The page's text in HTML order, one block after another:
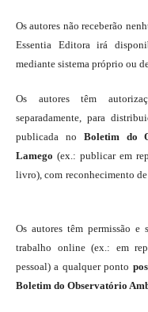
Os autores não receberão
Essentia Editora irá
mediante sistema próprio ou
Os autores têm
separadamente, para
publicada no Boletim do
Lamego (ex.: publicar em
livro), com reconhecimento
Os autores têm permissão
trabalho online (ex.: em
pessoal) a qualquer ponto
Boletim do Observatório